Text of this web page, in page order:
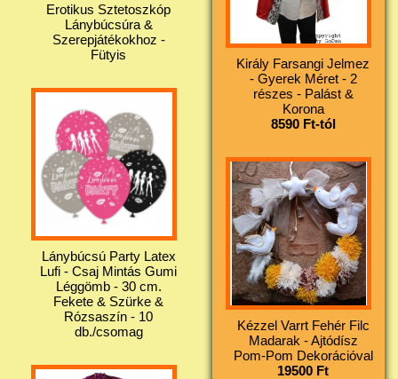
Erotikus Sztetoszkóp
Lánybúcsúra &
Szerepjátékokhoz -
Fütyis
Lánybúcsú Party Latex
Lufi - Csaj Mintás Gumi
Léggömb - 30 cm.
Fekete & Szürke &
Rózsaszín - 10
db./csomag
Király Farsangi Jelmez
- Gyerek Méret - 2
részes - Palást &
Korona
8590 Ft-tól
Kézzel Varrt Fehér Filc
Madarak - Ajtódísz
Pom-Pom Dekorációval
19500 Ft